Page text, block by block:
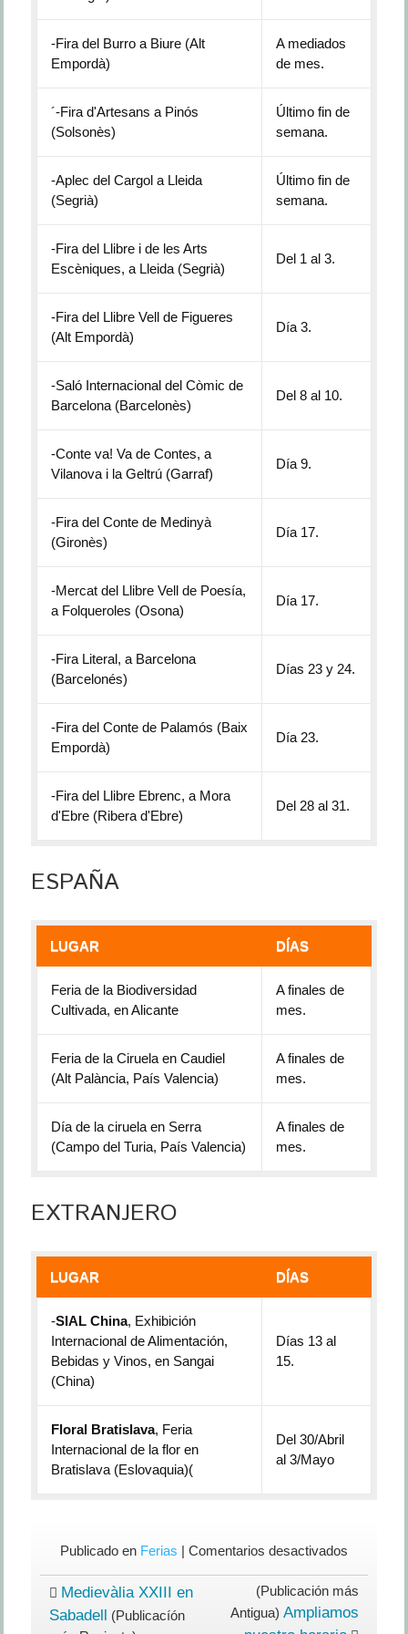
-Fira del Burro a Biure (Alt
Empordà)
A mediados
de mes.
´-Fira d'Artesans a Pinós
(Solsonès)
Último fin de
semana.
-Aplec del Cargol a Lleida
(Segrià)
Último fin de
semana.
-Fira del Llibre i de les Arts
Escèniques, a Lleida (Segrià)
Del 1 al 3.
-Fira del Llibre Vell de Figueres
(Alt Empordà)
Día 3.
-Saló Internacional del Còmic de
Barcelona (Barcelonès)
Del 8 al 10.
-Conte va! Va de Contes, a
Vilanova i la Geltrú (Garraf)
Día 9.
-Fira del Conte de Medinyà
(Gironès)
Día 17.
-Mercat del Llibre Vell de Poesía,
a Folqueroles (Osona)
Día 17.
-Fira Literal, a Barcelona
(Barcelonés)
Días 23 y 24.
-Fira del Conte de Palamós (Baix
Empordà)
Día 23.
-Fira del Llibre Ebrenc, a Mora
d'Ebre (Ribera d'Ebre)
Del 28 al 31.
ESPAÑA
LUGAR DÍAS
Feria de la Biodiversidad
Cultivada, en Alicante
A finales de
mes.
Feria de la Ciruela en Caudiel
(Alt Palància, País Valencia)
A finales de
mes.
Día de la ciruela en Serra
(Campo del Turia, País Valencia)
A finales de
mes.
EXTRANJERO
LUGAR DÍAS
-SIAL China, Exhibición
Internacional de Alimentación,
Bebidas y Vinos, en Sangai
(China)
Días 13 al
15.
Floral Bratislava, Feria
Internacional de la flor en
Bratislava (Eslovaquia)(
Del 30/Abril
al 3/Mayo
Publicado en Ferias | Comentarios desactivadosen
del
mes
de
Medievàlia XXIII en
Sabadell (Publicacíón
(Publicación más
Antigua)Ampliamos